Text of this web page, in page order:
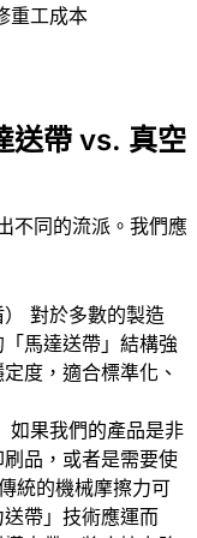
重工成本
送帶 vs. 真空
不同的流派。我們應
對於多數的製造
馬達送帶」結構強
度，適合標準化、
如果我們的產品是非
品，或者是需要使
統的機械摩擦力可
帶」技術應運而